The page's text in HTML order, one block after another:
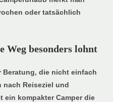
oder tatsächlich
Weg besonders lohnt
Beratung, die nicht einfach
nach Reiseziel und
ein kompakter Camper die